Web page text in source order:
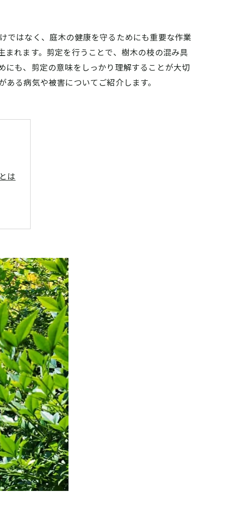
ではなく、庭木の健康を守るためにも重要な作業
れます。剪定を行うことで、樹木の枝の混み具
にも、剪定の意味をしっかり理解することが大切
る病気や被害についてご紹介します。
は